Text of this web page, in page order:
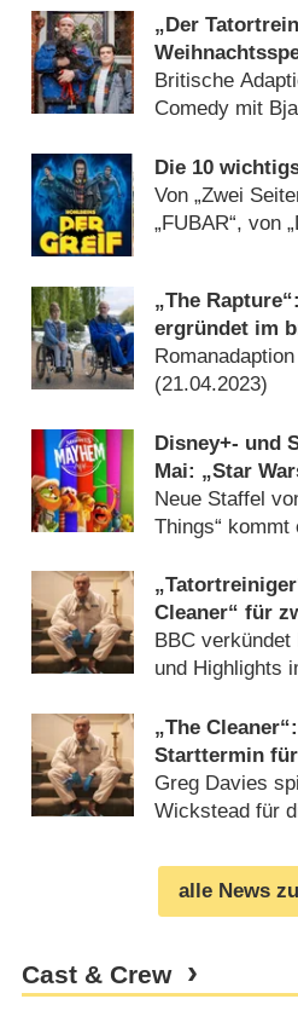
„Der
Remake mit
Britische
Comedy mit
Die 10
Von „Zwei
„FUBAR“, von
„The
ergründet im
die „Endzeit“
(21.04.2023)
Disney+- und
Mai: „Star
„Will Trent“
Neue Staffel
Things“ kommt
Cleaner“ für
verlängert,
wieder auf
BBC
und Highlights
„The
Starttermin
Greg Davies
Wickstead für
alle News
Cast & Crew